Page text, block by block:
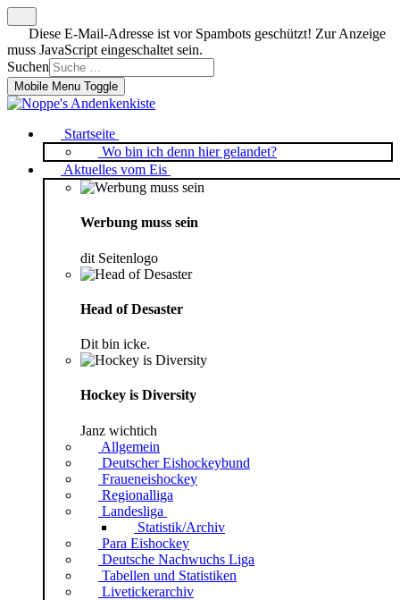
Diese E-Mail-Adresse ist vor Spambots geschützt! Zur Anzeige
muss JavaScript eingeschaltet sein.
Suchen
Mobile Menu Toggle
Startseite
Wo bin ich denn hier gelandet?
Aktuelles vom Eis
Werbung muss sein
dit Seitenlogo
Head of Desaster
Dit bin icke.
Hockey is Diversity
Janz wichtich
Allgemein
Deutscher Eishockeybund
Fraueneishockey
Regionalliga
Landesliga
Statistik/Archiv
Para Eishockey
Deutsche Nachwuchs Liga
Tabellen und Statistiken
Livetickerarchiv